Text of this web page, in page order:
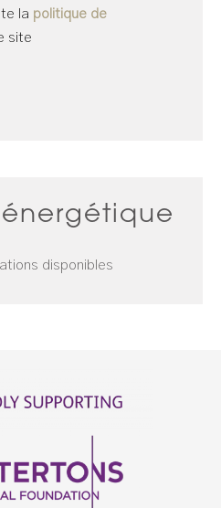
la politique de
site
disponibles